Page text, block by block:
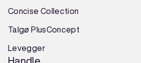
Concise Collection
Talgø PlusConcept
Levegger
Handle